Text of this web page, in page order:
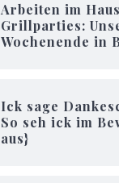
Arbeiten im
Grillparties:
Wochenende in
Ick sage
So seh ick im
aus}